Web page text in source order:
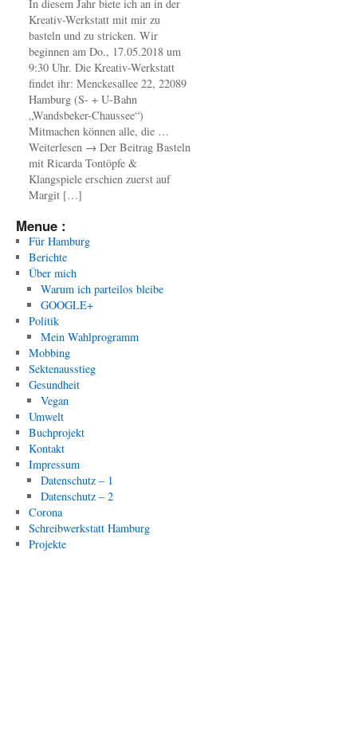
In diesem Jahr biete ich an in der
Kreativ-Werkstatt mit mir zu
basteln und zu stricken. Wir
beginnen am Do., 17.05.2018 um
9:30 Uhr. Die Kreativ-Werkstatt
findet ihr: Menckesallee 22, 22089
Hamburg (S- + U-Bahn
„Wandsbeker-Chaussee“)
Mitmachen können alle, die …
Weiterlesen → Der Beitrag Basteln
mit Ricarda Tontöpfe &
Klangspiele erschien zuerst auf
Margit […]
Menue :
Für Hamburg
Berichte
Über mich
Warum ich parteilos bleibe
GOOGLE+
Politik
Mein Wahlprogramm
Mobbing
Sektenausstieg
Gesundheit
Vegan
Umwelt
Buchprojekt
Kontakt
Impressum
Datenschutz – 1
Datenschutz – 2
Corona
Schreibwerkstatt Hamburg
Projekte